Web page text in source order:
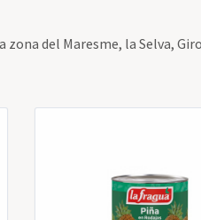
del Maresme, la Selva,